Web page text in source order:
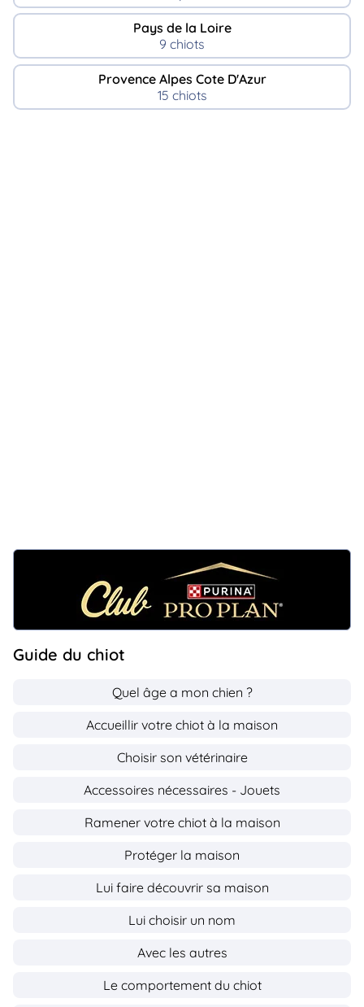
Pays de la Loire
9 chiots
Provence Alpes Cote D'Azur
15 chiots
Guide du chiot
Quel âge a mon chien ?
Accueillir votre chiot à la maison
Choisir son vétérinaire
Accessoires nécessaires - Jouets
Ramener votre chiot à la maison
Protéger la maison
Lui faire découvrir sa maison
Lui choisir un nom
Avec les autres
Le comportement du chiot